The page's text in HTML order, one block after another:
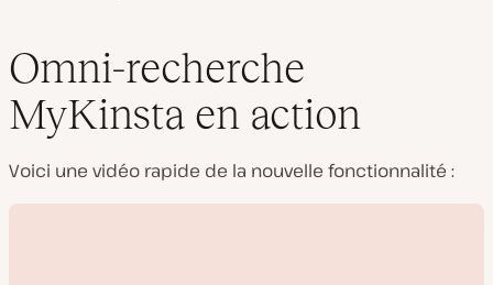
Omni-recherche
MyKinsta en action
Voici une vidéo rapide de la nouvelle fonctionnalité :